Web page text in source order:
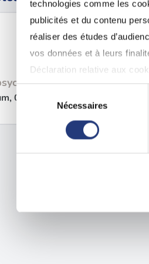
technologies comme les
publicités et du contenu
réaliser des études
vos données et à leurs
Déclaration relative aux
Si vous le permettez, nous
Collecter des
Identifier votre
digitales).
consentement
Nécessaires
02100 Saint-Quentin